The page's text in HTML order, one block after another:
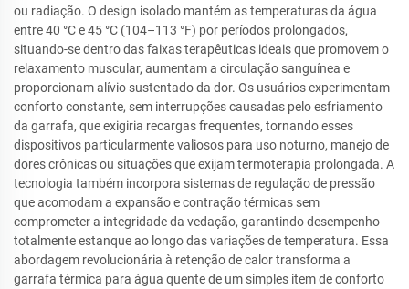
ou radiação. O design isolado mantém as temperaturas da água
entre 40 °C e 45 °C (104–113 °F) por períodos prolongados,
situando-se dentro das faixas terapêuticas ideais que promovem o
relaxamento muscular, aumentam a circulação sanguínea e
proporcionam alívio sustentado da dor. Os usuários experimentam
conforto constante, sem interrupções causadas pelo esfriamento
da garrafa, que exigiria recargas frequentes, tornando esses
dispositivos particularmente valiosos para uso noturno, manejo de
dores crônicas ou situações que exijam termoterapia prolongada. A
tecnologia também incorpora sistemas de regulação de pressão
que acomodam a expansão e contração térmicas sem
comprometer a integridade da vedação, garantindo desempenho
totalmente estanque ao longo das variações de temperatura. Essa
abordagem revolucionária à retenção de calor transforma a
garrafa térmica para água quente de um simples item de conforto